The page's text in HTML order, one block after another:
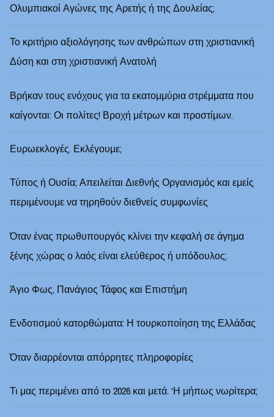
Ολυμπιακοί Αγώνες της Αρετής ή της Δουλείας;
Το κριτήριο αξιολόγησης των ανθρώπων στη χριστιανική
Δύση και στη χριστιανική Ανατολή
Βρήκαν τους ενόχους για τα εκατομμύρια στρέμματα που
καίγονται: Οι πολίτες! Βροχή μέτρων και προστίμων.
Ευρωεκλογές. Εκλέγουμε;
Τύπος ή Ουσία; Απειλείται Διεθνής Οργανισμός και εμείς
περιμένουμε να τηρηθούν διεθνείς συμφωνίες
Όταν ένας πρωθυπουργός κλίνει την κεφαλή σε άγημα
ξένης χώρας ο λαός είναι ελεύθερος ή υπόδουλος;
Άγιο Φως, Πανάγιος Τάφος και Επιστήμη
Ενδοτισμού κατορθώματα: Η τουρκοποίηση της Ελλάδας
Όταν διαρρέονται απόρρητες πληροφορίες
Τι μας περιμένει από το 2026 και μετά. ‘Η μήπως νωρίτερα;